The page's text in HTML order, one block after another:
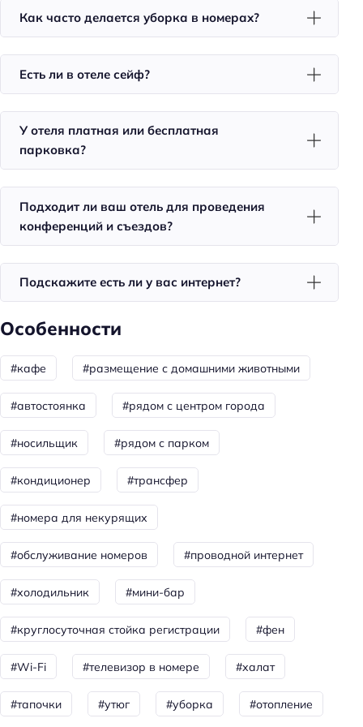
Удобства в номерах
Кондиционер в номере
Мини-бар
Совмещённые номера
Халат
Телевизор в номере
Утюг
Фен
Уборка
Санузел в номере
Двуспальная кровать кинг-сайз
Питание
Кафе
Бар
Завтрак
Количество баров: 1
Красота и здоровье
Купальня
Баня
Spa
Душ
Как часто делается уборка в номерах?
Есть ли в отеле сейф?
У отеля платная или бесплатная
парковка?
Подходит ли ваш отель для проведения
конференций и съездов?
Подскажите есть ли у вас интернет?
Особенности
#кафе #размещение с домашними животными
#автостоянка #рядом с центром города
#носильщик #рядом с парком
#кондиционер #трансфер
#номера для некурящих
#обслуживание номеров #проводной интернет
#холодильник #мини-бар
#круглосуточная стойка регистрации #фен
#Wi-Fi #телевизор в номере #халат
#тапочки #утюг #уборка #отопление